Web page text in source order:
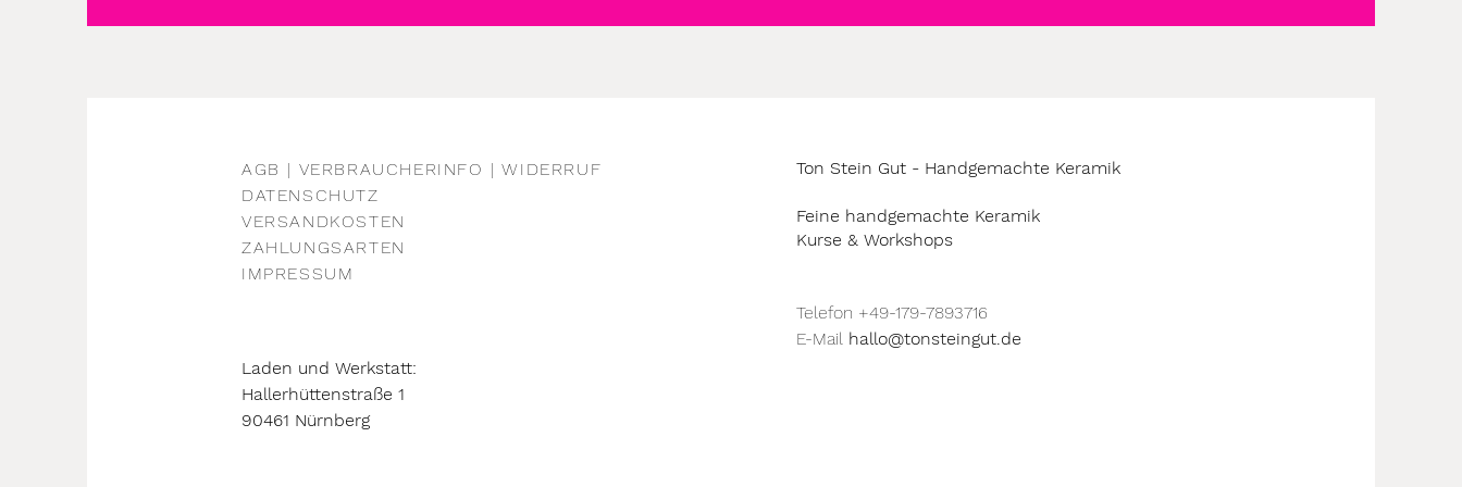
AGB | VERBRAUCHERINFO | WIDERRUF
DATENSCHUTZ
VERSANDKOSTEN
ZAHLUNGSARTEN
IMPRESSUM
Laden und Werkstatt:
Hallerhüttenstraße 1
90461 Nürnberg
Ton Stein Gut - Handgemachte Keramik
Feine handgemachte Keramik
Kurse & Workshops
Telefon +49-179-7893716
E-Mail hallo@tonsteingut.de